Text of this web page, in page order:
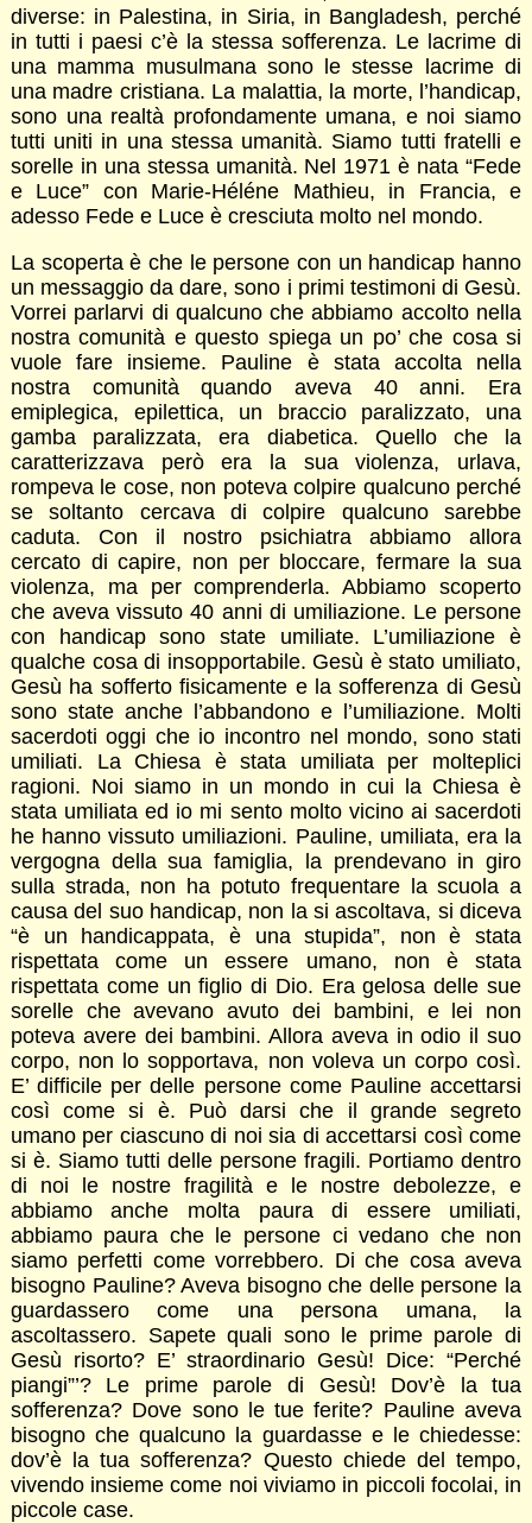
diverse: in Palestina, in Siria, in Bangladesh, perché
in tutti i paesi c’è la stessa sofferenza. Le lacrime di
una mamma musulmana sono le stesse lacrime di
una madre cristiana. La malattia, la morte, l’handicap,
sono una realtà profondamente umana, e noi siamo
tutti uniti in una stessa umanità. Siamo tutti fratelli e
sorelle in una stessa umanità. Nel 1971 è nata “Fede
e Luce” con Marie-Héléne Mathieu, in Francia, e
adesso Fede e Luce è cresciuta molto nel mondo.
La scoperta è che le persone con un handicap hanno
un messaggio da dare, sono i primi testimoni di Gesù.
Vorrei parlarvi di qualcuno che abbiamo accolto nella
nostra comunità e questo spiega un po’ che cosa si
vuole fare insieme. Pauline è stata accolta nella
nostra comunità quando aveva 40 anni. Era
emiplegica, epilettica, un braccio paralizzato, una
gamba paralizzata, era diabetica. Quello che la
caratterizzava però era la sua violenza, urlava,
rompeva le cose, non poteva colpire qualcuno perché
se soltanto cercava di colpire qualcuno sarebbe
caduta. Con il nostro psichiatra abbiamo allora
cercato di capire, non per bloccare, fermare la sua
violenza, ma per comprenderla. Abbiamo scoperto
che aveva vissuto 40 anni di umiliazione. Le persone
con handicap sono state umiliate. L’umiliazione è
qualche cosa di insopportabile. Gesù è stato umiliato,
Gesù ha sofferto fisicamente e la sofferenza di Gesù
sono state anche l’abbandono e l’umiliazione. Molti
sacerdoti oggi che io incontro nel mondo, sono stati
umiliati. La Chiesa è stata umiliata per molteplici
ragioni. Noi siamo in un mondo in cui la Chiesa è
stata umiliata ed io mi sento molto vicino ai sacerdoti
he hanno vissuto umiliazioni. Pauline, umiliata, era la
vergogna della sua famiglia, la prendevano in giro
sulla strada, non ha potuto frequentare la scuola a
causa del suo handicap, non la si ascoltava, si diceva
“è un handicappata, è una stupida”, non è stata
rispettata come un essere umano, non è stata
rispettata come un figlio di Dio. Era gelosa delle sue
sorelle che avevano avuto dei bambini, e lei non
poteva avere dei bambini. Allora aveva in odio il suo
corpo, non lo sopportava, non voleva un corpo così.
E’ difficile per delle persone come Pauline accettarsi
così come si è. Può darsi che il grande segreto
umano per ciascuno di noi sia di accettarsi così come
si è. Siamo tutti delle persone fragili. Portiamo dentro
di noi le nostre fragilità e le nostre debolezze, e
abbiamo anche molta paura di essere umiliati,
abbiamo paura che le persone ci vedano che non
siamo perfetti come vorrebbero. Di che cosa aveva
bisogno Pauline? Aveva bisogno che delle persone la
guardassero come una persona umana, la
ascoltassero. Sapete quali sono le prime parole di
Gesù risorto? E’ straordinario Gesù! Dice: “Perché
piangi”’? Le prime parole di Gesù! Dov’è la tua
sofferenza? Dove sono le tue ferite? Pauline aveva
bisogno che qualcuno la guardasse e le chiedesse:
dov’è la tua sofferenza? Questo chiede del tempo,
vivendo insieme come noi viviamo in piccoli focolai, in
piccole case.